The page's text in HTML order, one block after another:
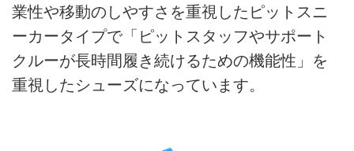
業性や移動のしやすさを重視したピットスニ
ーカータイプで「ピットスタッフやサポート
クルーが長時間履き続けるための機能性」を
重視したシューズになっています。